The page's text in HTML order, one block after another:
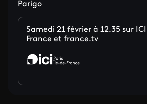
Parigo
Samedi 21 février à 12.35 sur
France et france.tv